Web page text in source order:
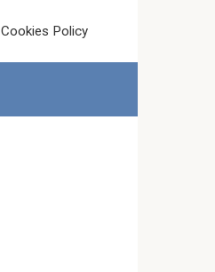
Cookies Policy